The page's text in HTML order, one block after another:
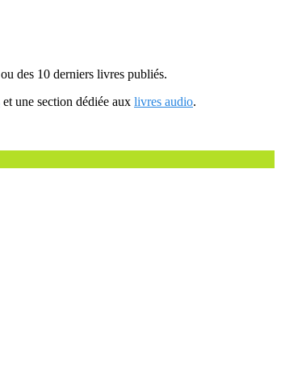
ou des 10 derniers livres publiés.
et une section dédiée aux livres audio.